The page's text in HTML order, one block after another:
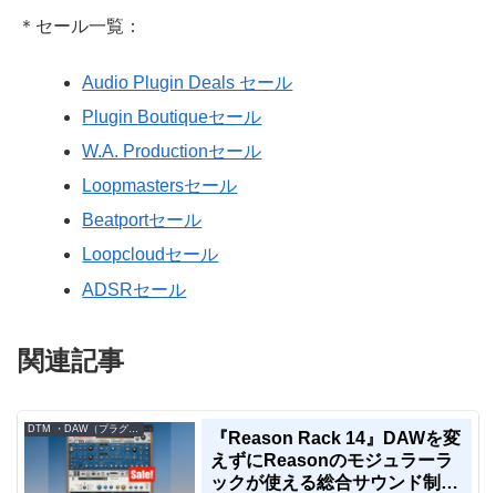
＊セール一覧：
Audio Plugin Deals セール
Plugin Boutiqueセール
W.A. Productionセール
Loopmastersセール
Beatportセール
Loopcloudセール
ADSRセール
関連記事
『Reason Rack 14』DAWを変
えずにReasonのモジュラーラ
ックが使える総合サウンド制作